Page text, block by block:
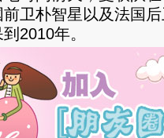
前卫朴智星以及法国
2010年。